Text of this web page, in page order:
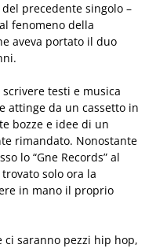
precedente singolo –
fenomeno della
aveva portato il duo
testi e musica
attinge da un cassetto in
bozze e idee di un
rimandato. Nonostante
lo “Gne Records” al
solo ora la
in mano il proprio
ci saranno pezzi hip hop,